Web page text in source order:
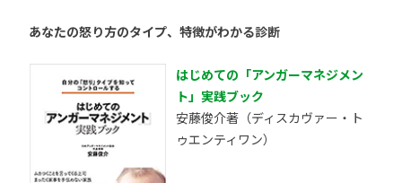
あなたの怒り方のタイプ、特徴がわかる診断
はじめての「アンガーマネジメン
ト」実践ブック
安藤俊介著（ディスカヴァー・ト
ゥエンティワン）